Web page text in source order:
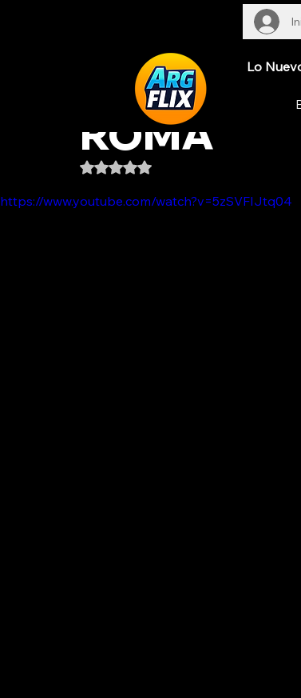
Lo
ROMA
Obtuvo NaN de 5 estrellas.
https://www.youtube.com/watch?v=5zSVFIJtq04